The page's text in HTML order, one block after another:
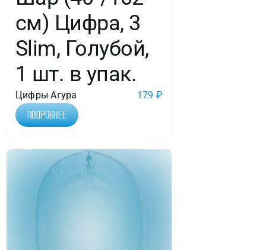
см) Цифра, 3
Slim, Голубой,
1 шт. в упак.
Цифры Агура 179 ₽
Подробнее